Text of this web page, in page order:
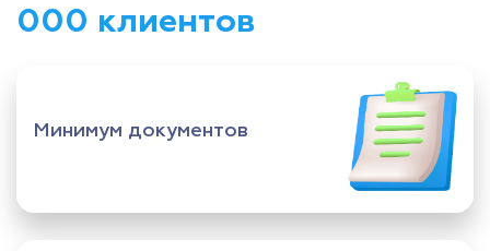
000 клиентов
Минимум документов